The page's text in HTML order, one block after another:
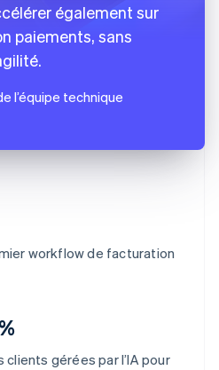
workflow de facturation
gérées par l’IA pour
également sur
paiements, sans
l’équipe technique